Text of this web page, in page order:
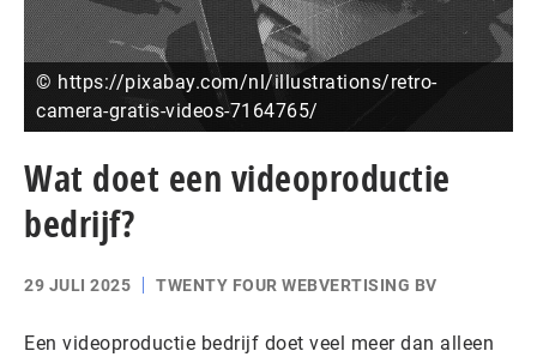
© https://pixabay.com/nl/illustrations/retro-
camera-gratis-videos-7164765/
Wat doet een videoproductie
bedrijf?
29 JULI 2025 TWENTY FOUR WEBVERTISING BV
Een videoproductie bedrijf doet veel meer dan alleen